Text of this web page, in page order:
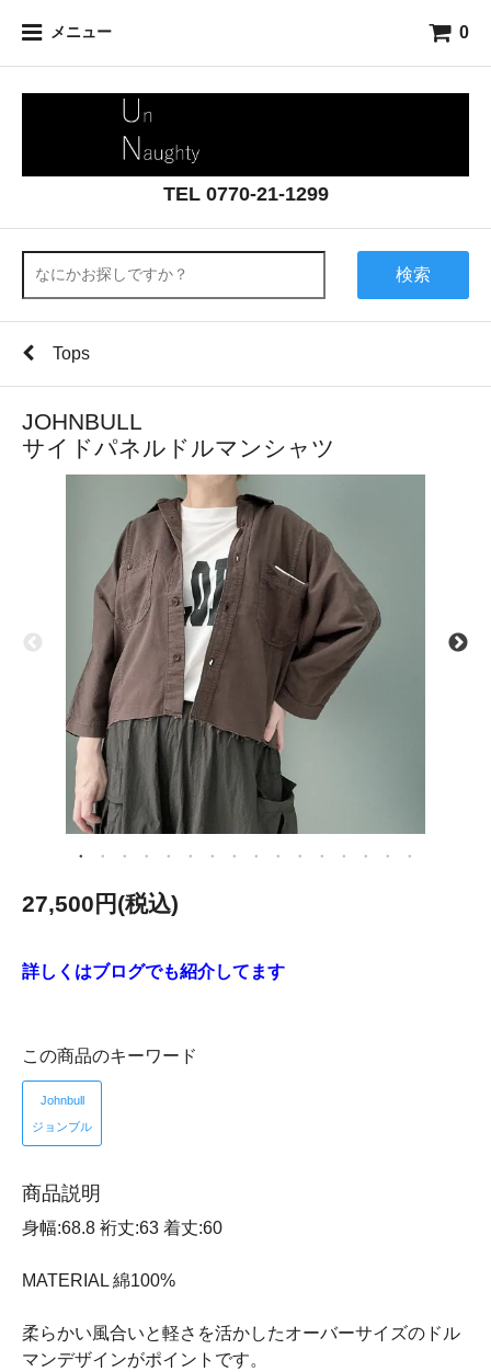
メニュー 0
TEL 0770-21-1299
検索
Tops
JOHNBULL
サイドパネルドルマンシャツ
27,500円(税込)
詳しくはブログでも紹介してます
この商品のキーワード
Johnbull
ジョンブル
商品説明
身幅:68.8 裄丈:63 着丈:60
MATERIAL 綿100%
柔らかい風合いと軽さを活かしたオーバーサイズのドル
マンデザインがポイントです。